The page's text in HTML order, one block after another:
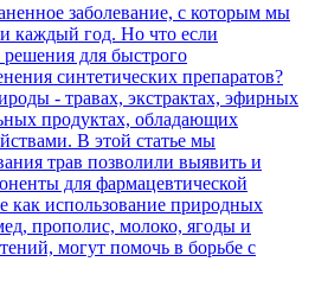
заболевание, с которым мы
каждый год. Но что если
решения для быстрого
синтетических препаратов?
- травах, экстрактах, эфирных
продуктах, обладающих
В этой статье мы
трав позволили выявить и
для фармацевтической
как использование природных
прополис, молоко, ягоды и
могут помочь в борьбе с